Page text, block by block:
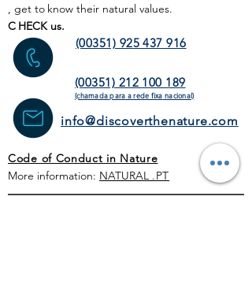
, get to know their natural values.
C HECK us.
(00351) 925 437 916
(00351) 212 100 189
(chamada para a rede fixa nacional)
info@discoverthenature.com
Code of Conduct in Nature
More information: NATURAL .PT